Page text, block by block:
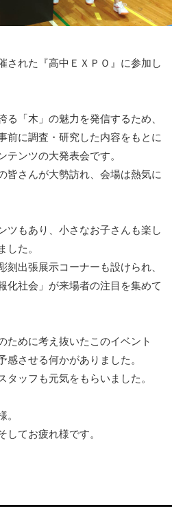
された『高中ＥＸＰＯ』に参加し
る「木」の魅力を発信するため、
前に調査・研究した内容をもとに
テンツの大発表会です。
皆さんが大勢訪れ、会場は熱気に
ツもあり、小さなお子さんも楽し
した。
刻出張展示コーナーも設けられ、
化社会」が来場者の注目を集めて
ために考え抜いたこのイベント
感させる何かがありました。
タッフも元気をもらいました。
。
してお疲れ様です。